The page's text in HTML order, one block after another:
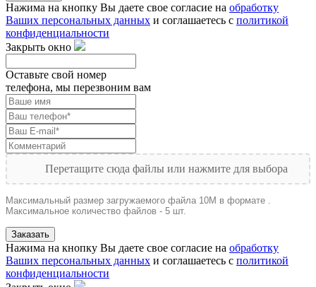
Нажима на кнопку Вы даете свое согласие на обработку
Ваших персональных данных и соглашаетесь с политикой
конфиденциальности
Закрыть окно
Оставьте свой номер
телефона, мы перезвоним вам
Перетащите сюда файлы или нажмите для выбора
Максимальный размер загружаемого файла 10M в формате .
Максимальное количество файлов - 5 шт.
Заказать
Нажима на кнопку Вы даете свое согласие на обработку
Ваших персональных данных и соглашаетесь с политикой
конфиденциальности